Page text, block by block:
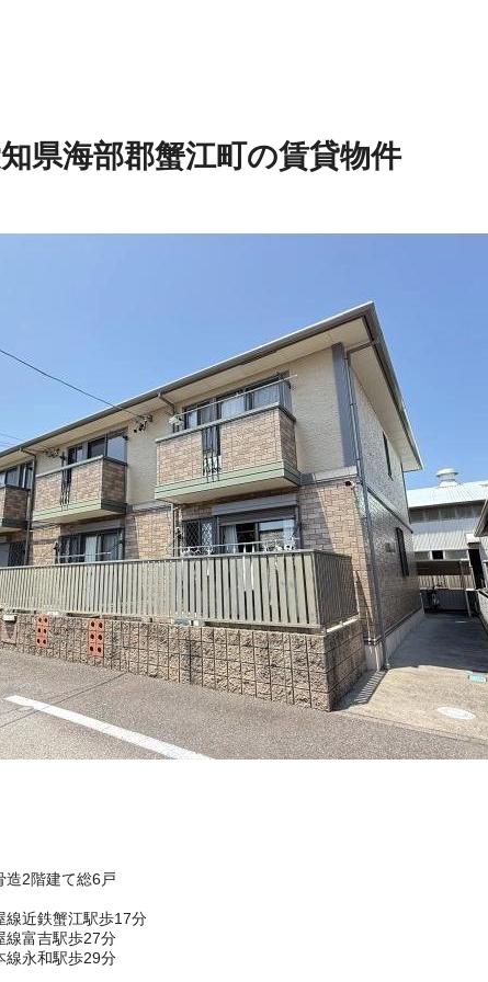
県海部郡蟹江町の賃貸物件
造2階建て総6戸
線近鉄蟹江駅歩17分
線富吉駅歩27分
線永和駅歩29分